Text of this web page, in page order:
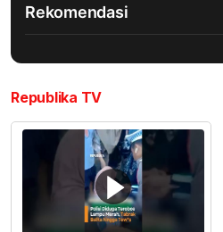
Rekomendasi
Republika TV